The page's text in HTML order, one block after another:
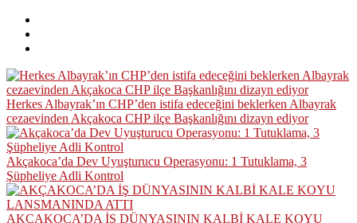
Herkes Albayrak’ın CHP’den istifa edeceğini beklerken Albayrak
cezaevinden Akçakoca CHP ilçe Başkanlığını dizayn ediyor
Akçakoca’da Dev Uyuşturucu Operasyonu: 1 Tutuklama, 3
Şüpheliye Adli Kontrol
AKÇAKOCA’DA İŞ DÜNYASININ KALBİ KALE KOYU